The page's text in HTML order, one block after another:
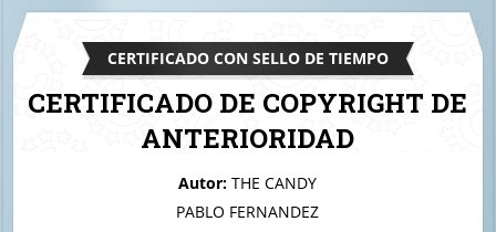
CERTIFICADO CON SELLO DE TIEMPO
CERTIFICADO DE COPYRIGHT DE
ANTERIORIDAD
Stackport layers
Autor: THE CANDY
PABLO FERNANDEZ